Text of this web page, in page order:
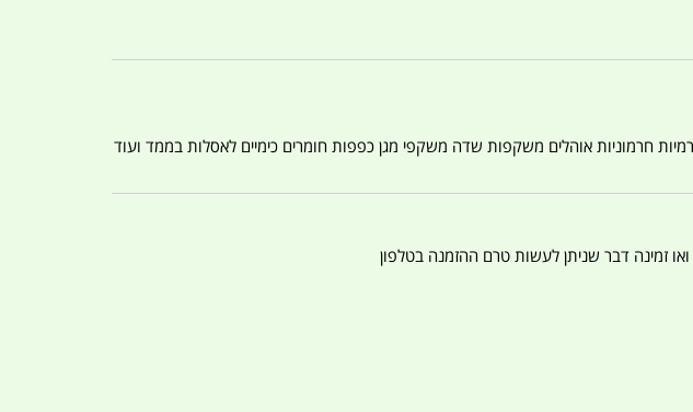
חרמוניות אוהלים משקפות שדה משקפי מגן כפפות חומרים כימיים לאסלות בממד ועוד
זמינה דבר שניתן לעשות טרם ההזמנה בטלפון